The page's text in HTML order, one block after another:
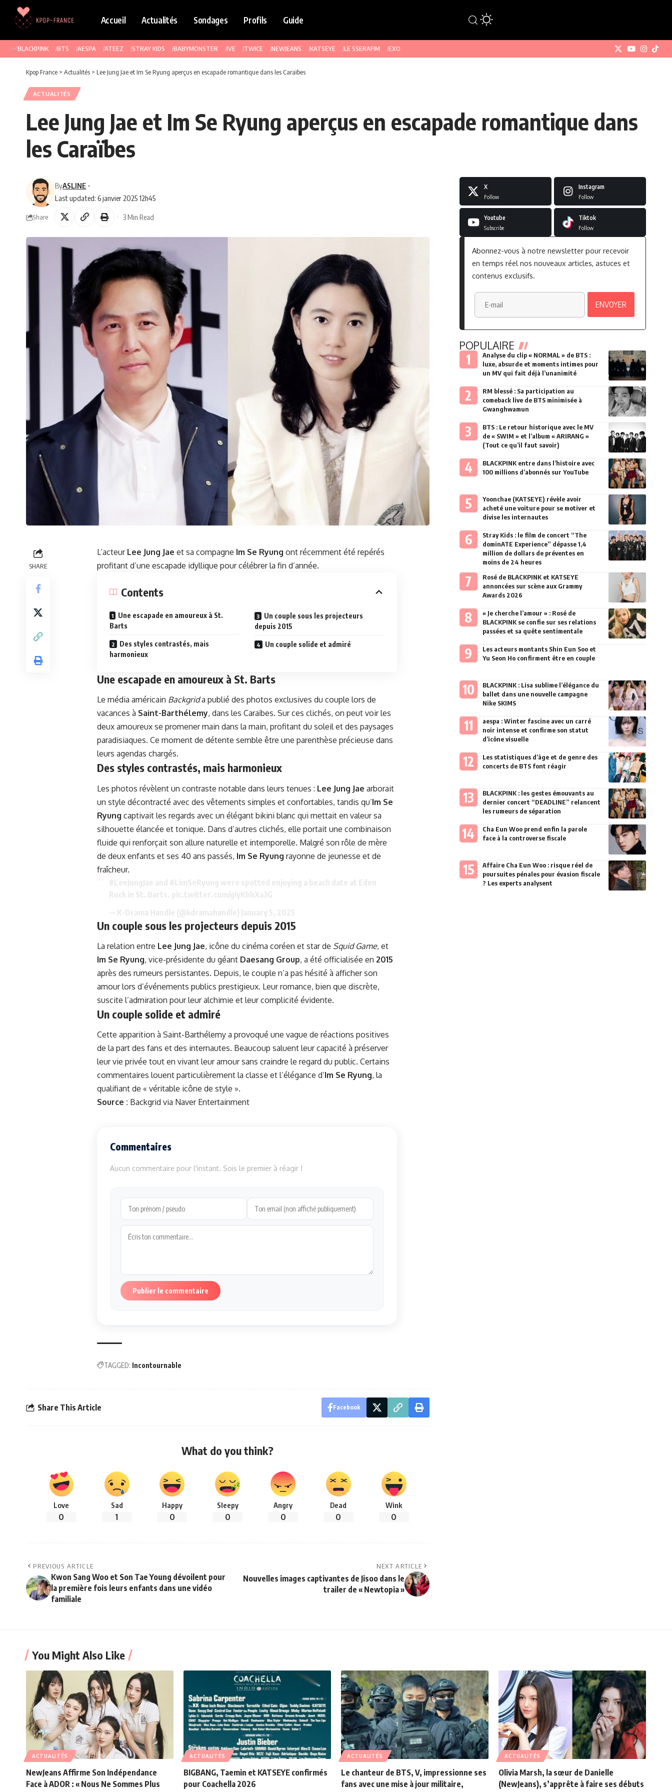
Accueil Actualités Sondages Profils Guide
BLACKPINK BTS AESPA ATEEZ STRAY KIDS BABYMONSTER IVE TWICE NEWJEANS KATSEYE LE SSERAFIM EXO
Kpop France > Actualités > Lee Jung Jae et Im Se Ryung aperçus en escapade romantique dans les Caraïbes
ACTUALITÉS
Lee Jung Jae et Im Se Ryung aperçus en escapade romantique dans
les Caraïbes
Last updated: 6 janvier 2025 12h45
ByASLINE
Share 3 Min Read
SHARE
L’acteur Lee Jung Jae et sa compagne Im Se Ryung ont récemment été repérés
profitant d’une escapade idyllique pour célébrer la fin d’année.
Contents
Une escapade en amoureux à St.
Barts
Des styles contrastés, mais
harmonieux
Un couple sous les projecteurs
depuis 2015
Un couple solide et admiré
Une escapade en amoureux à St. Barts
Le média américain Backgrida publié des photos exclusives du couple lors de
vacances à Saint-Barthélemy, dans les Caraïbes. Sur ces clichés, on peut voir les
deux amoureux se promener main dans la main, profitant du soleil et des paysages
paradisiaques. Ce moment de détente semble être une parenthèse précieuse dans
leurs agendas chargés.
Des styles contrastés, mais harmonieux
Les photos révèlent un contraste notable dans leurs tenues : Lee Jung Jae arborait
un style décontracté avec des vêtements simples et confortables, tandis qu’Im Se
Ryung captivait les regards avec un élégant bikini blanc qui mettait en valeur sa
silhouette élancée et tonique. Dans d’autres clichés, elle portait une combinaison
fluide qui renforçait son allure naturelle et intemporelle. Malgré son rôle de mère
de deux enfants et ses 40 ans passés, Im Se Ryung rayonne de jeunesse et de
fraîcheur.
Un couple sous les projecteurs depuis 2015
La relation entre Lee Jung Jae, icône du cinéma coréen et star de Squid Game, et
Im Se Ryung, vice-présidente du géant Daesang Group, a été officialisée en 2015
après des rumeurs persistantes. Depuis, le couple n’a pas hésité à afficher son
amour lors d’événements publics prestigieux. Leur romance, bien que discrète,
suscite l’admiration pour leur alchimie et leur complicité évidente.
Un couple solide et admiré
Cette apparition à Saint-Barthélemy a provoqué une vague de réactions positives
de la part des fans et des internautes. Beaucoup saluent leur capacité à préserver
leur vie privée tout en vivant leur amour sans craindre le regard du public. Certains
commentaires louent particulièrement la classe et l’élégance d’Im Se Ryung, la
qualifiant de « véritable icône de style ».
Source : Backgrid via Naver Entertainment
Commentaires
Aucun commentaire pour l'instant. Sois le premier à réagir !
Publier le commentaire
TAGGED: Incontournable
Share This Article Facebook
What do you think?
Love
0
Sad
1
Happy
0
Sleepy
0
Angry
0
Dead
0
Wink
0
PREVIOUS ARTICLE
Kwon Sang Woo et Son Tae Young dévoilent pour
la première fois leurs enfants dans une vidéo
familiale
NEXT ARTICLE
Nouvelles images captivantes de Jisoo dans le
trailer de « Newtopia »
X
Follow
Instagram
Follow
Youtube
Subscribe
Tiktok
Follow
Abonnez-vous à notre newsletter pour recevoir
en temps réel nos nouveaux articles, astuces et
contenus exclusifs.
POPULAIRE
Analyse du clip « NORMAL » de BTS :
luxe, absurde et moments intimes pour
un MV qui fait déjà l’unanimité
RM blessé : Sa participation au
comeback live de BTS minimisée à
Gwanghwamun
BTS : Le retour historique avec le MV
de « SWIM » et l’album « ARIRANG »
(Tout ce qu’il faut savoir)
BLACKPINK entre dans l’histoire avec
100 millions d’abonnés sur YouTube
Yoonchae (KATSEYE) révèle avoir
acheté une voiture pour se motiver et
divise les internautes
Stray Kids : le film de concert “The
dominATE Experience” dépasse 1,4
million de dollars de préventes en
moins de 24 heures
Rosé de BLACKPINK et KATSEYE
annoncées sur scène aux Grammy
Awards 2026
« Je cherche l’amour » : Rosé de
BLACKPINK se confie sur ses relations
passées et sa quête sentimentale
Les acteurs montants Shin Eun Soo et
Yu Seon Ho confirment être en couple
BLACKPINK : Lisa sublime l’élégance du
ballet dans une nouvelle campagne
Nike SKIMS
aespa : Winter fascine avec un carré
noir intense et confirme son statut
d’icône visuelle
Les statistiques d’âge et de genre des
concerts de BTS font réagir
BLACKPINK : les gestes émouvants au
dernier concert “DEADLINE” relancent
les rumeurs de séparation
Cha Eun Woo prend enfin la parole
face à la controverse fiscale
Affaire Cha Eun Woo : risque réel de
poursuites pénales pour évasion fiscale
? Les experts analysent
You Might Also Like
ACTUALITÉS
NewJeans Affirme Son Indépendance
Face à ADOR : « Nous Ne Sommes Plus
ACTUALITÉS
BIGBANG, Taemin et KATSEYE confirmés
pour Coachella 2026
ACTUALITÉS
Le chanteur de BTS, V, impressionne ses
fans avec une mise à jour militaire,
ACTUALITÉS
Olivia Marsh, la sœur de Danielle
(NewJeans), s’apprête à faire ses débuts